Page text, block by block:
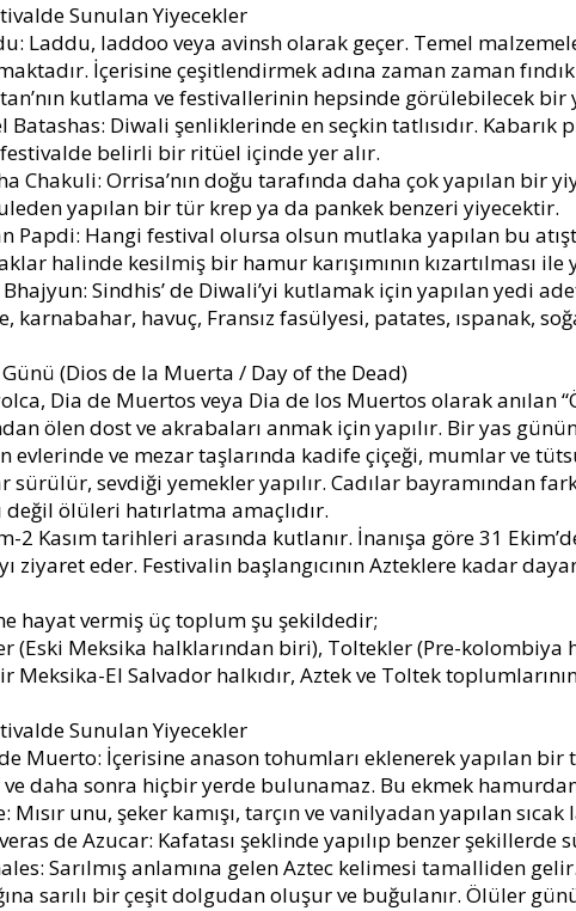
Sunulan Yiyecekler
Laddu, laddoo veya avinsh olarak geçer. Temel
İçerisine çeşitlendirmek adına zaman zaman
kutlama ve festivallerinin hepsinde görülebilecek bir
Batashas: Diwali şenliklerinde en seçkin tatlısıdır. Kabarık
belirli bir ritüel içinde yer alır.
Chakuli: Orrisa’nın doğu tarafında daha çok yapılan bir
yapılan bir tür krep ya da pankek benzeri yiyecektir.
Papdi: Hangi festival olursa olsun mutlaka yapılan bu
halinde kesilmiş bir hamur karışımının kızartılması ile
Sindhis’ de Diwali’yi kutlamak için yapılan yedi
karnabahar, havuç, Fransız fasülyesi, patates, ıspanak,
(Dios de la Muerta / Day of the Dead)
Dia de Muertos veya Dia de los Muertos olarak anılan
ölen dost ve akrabaları anmak için yapılır. Bir yas
evlerinde ve mezar taşlarında kadife çiçeği, mumlar ve
sürülür, sevdiği yemekler yapılır. Cadılar bayramından
değil ölüleri hatırlatma amaçlıdır.
2 Kasım tarihleri arasında kutlanır. İnanışa göre 31
ziyaret eder. Festivalin başlangıcının Azteklere kadar
hayat vermiş üç toplum şu şekildedir;
(Eski Meksika halklarından biri), Toltekler (Pre-kolombiya
Meksika-El Salvador halkıdır, Aztek ve Toltek
Sunulan Yiyecekler
Muerto: İçerisine anason tohumları eklenerek yapılan
ve daha sonra hiçbir yerde bulunamaz. Bu ekmek
Mısır unu, şeker kamışı, tarçın ve vanilyadan yapılan
de Azucar: Kafatası şeklinde yapılıp benzer
Sarılmış anlamına gelen Aztec kelimesi tamalliden
sarılı bir çeşit dolgudan oluşur ve buğulanır. Ölüler